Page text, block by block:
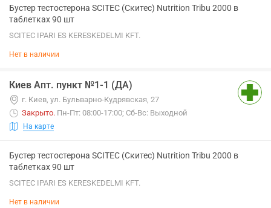
Бустер тестостерона SCITEC (Скитес) Nutrition Tribu 2000 в
таблетках 90 шт
SCITEC IPARI ES KERESKEDELMI KFT.
Нет в наличии
Киев Апт. пункт №1-1 (ДА)
г. Киев, ул. Бульварно-Кудрявская, 27
Закрыто. Пн-Пт: 08:00-17:00; Сб-Вс: Выходной
На карте
Бустер тестостерона SCITEC (Скитес) Nutrition Tribu 2000 в
таблетках 90 шт
SCITEC IPARI ES KERESKEDELMI KFT.
Нет в наличии